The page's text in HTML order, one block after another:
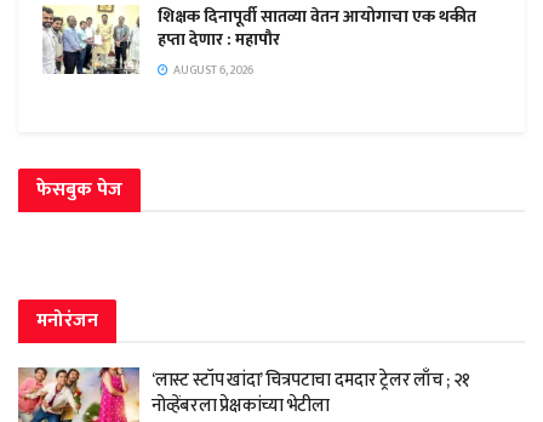
शिक्षक दिनापूर्वी सातव्या वेतन आयोगाचा एक थकीत
हप्ता देणार : महापौर
AUGUST 6, 2026
फेसबुक पेज
मनोरंजन
‘लास्ट स्टॉप खांदा’ चित्रपटाचा दमदार ट्रेलर लाँच ; २१
नोव्हेंबरला प्रेक्षकांच्या भेटीला